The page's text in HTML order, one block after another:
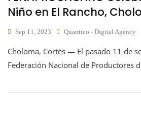
Niño en El Rancho,
Sep 11, 2023 Quantico - Digital Agency
Choloma, Cortés — El pasado 11 de
Federación Nacional de Productores